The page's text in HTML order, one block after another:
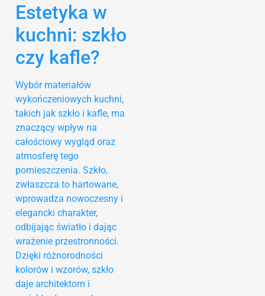
Estetyka w
kuchni: szkło
czy kafle?
Wybór materiałów
wykończeniowych kuchni,
takich jak szkło i kafle, ma
znaczący wpływ na
całościowy wygląd oraz
atmosferę tego
pomieszczenia. Szkło,
zwłaszcza to hartowane,
wprowadza nowoczesny i
elegancki charakter,
odbijając światło i dając
wrażenie przestronności.
Dzięki różnorodności
kolorów i wzorów, szkło
daje architektom i